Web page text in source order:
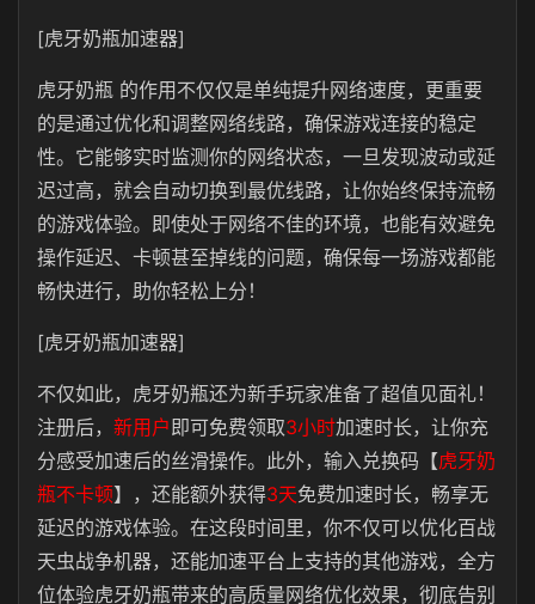
[虎牙奶瓶加速器]
虎牙奶瓶 的作用不仅仅是单纯提升网络速度，更重要
的是通过优化和调整网络线路，确保游戏连接的稳定
性。它能够实时监测你的网络状态，一旦发现波动或延
迟过高，就会自动切换到最优线路，让你始终保持流畅
的游戏体验。即使处于网络不佳的环境，也能有效避免
操作延迟、卡顿甚至掉线的问题，确保每一场游戏都能
畅快进行，助你轻松上分！
[虎牙奶瓶加速器]
不仅如此， 虎牙奶瓶还为新手玩家准备了超值见面礼！
注册后， 新用户即可免费领取3小时加速时长，让你充
分感受加速后的丝滑操作。此外，输入兑换码【虎牙奶
瓶不卡顿】，还能额外获得3天免费加速时长，畅享无
延迟的游戏体验。在这段时间里，你不仅可以优化百战
天虫战争机器，还能加速平台上支持的其他游戏，全方
位体验虎牙奶瓶带来的高质量网络优化效果，彻底告别